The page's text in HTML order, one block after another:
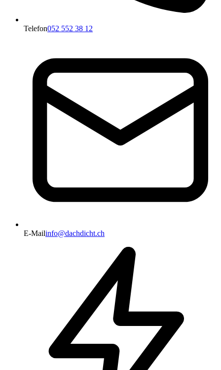
Telefon052 552 38 12
E-Mailinfo@dachdicht.ch